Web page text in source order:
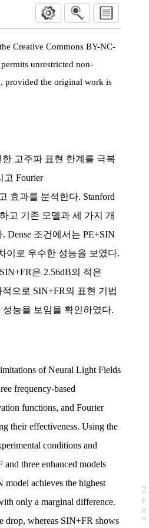
N
e
x
t
a
g
Creative Commons BY-NC-
unrestricted non-
provided the original work is
고주파 표현 한계를 극복
고 Fourier
효과를 분석한다. Stanford
고 기존 모델과 세 가지 개
Dense 조건에서는 PE+SIN
이로 우수한 성능을 보였다.
은 2.56dB의 적은
으로 SIN+FR의 표현 기법
능을 보임을 확인하였다.
of Neural Light Fields
frequency-based
functions, and Fourier
their effectiveness. Using the
conditions and
three enhanced models
achieves the highest
only a marginal difference.
drop, whereas SIN+FR shows